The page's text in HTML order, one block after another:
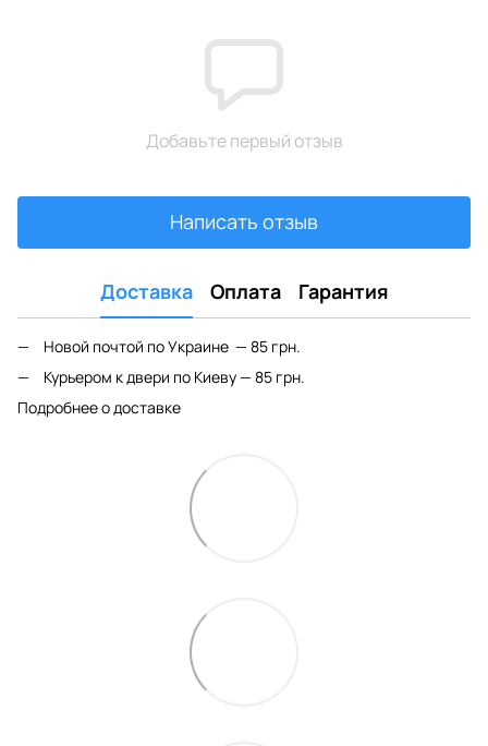
Добавьте первый отзыв
Написать отзыв
Доставка Оплата Гарантия
Новой почтой по Украине — 85 грн.
Курьером к двери по Киеву — 85 грн.
Подробнее о доставке